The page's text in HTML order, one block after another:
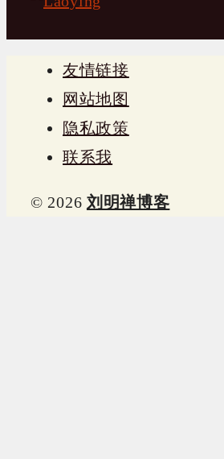
友情链接
网站地图
隐私政策
联系我
© 2026 刘明禅博客